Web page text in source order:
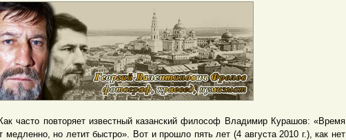
часто повторяет известный казанский философ Владимир Курашов: «Время
медленно, но летит быстро». Вот и прошло пять лет (4 августа 2010 г.), как нет